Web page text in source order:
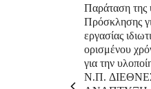
Παράταση
Πρόσκλησης
εργασίας
ορισμένου
για την
Ν.Π.